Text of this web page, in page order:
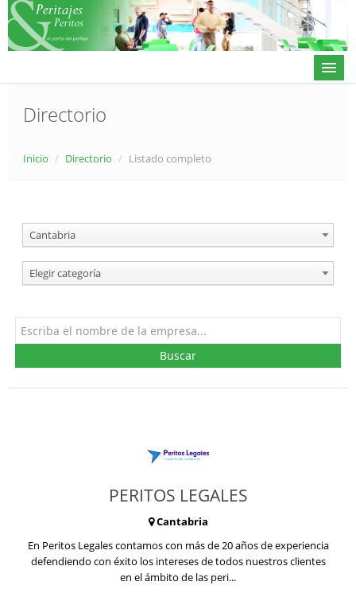
Contacto
Directorio
Inicio / Directorio / Listado completo
Cantabria
Elegir categoría
Buscar
PERITOS LEGALES
Cantabria
En Peritos Legales contamos con más de 20 años de experiencia
defendiendo con éxito los intereses de todos nuestros clientes
en el ámbito de las peri...